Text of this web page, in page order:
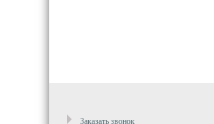
Заказать звонок